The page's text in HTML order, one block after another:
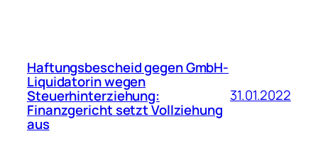
Haftungsbescheid gegen GmbH-
Liquidatorin wegen
Steuerhinterziehung:
Finanzgericht setzt Vollziehung
aus
31.01.2022